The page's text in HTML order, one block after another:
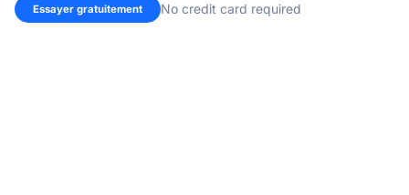
Essayer gratuitement No credit card required